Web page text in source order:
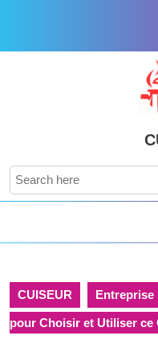
Search
for:
CUISEUR Entreprise
pour Choisir et Utiliser ce